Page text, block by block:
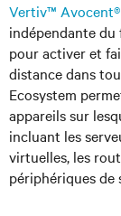
Vertiv™
indépendante
pour activer et
distance dans
Ecosystem
appareils sur
incluant les
virtuelles, les
périphériques de